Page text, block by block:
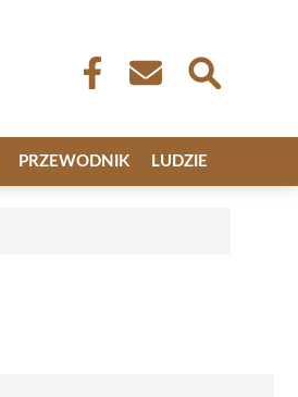
PRZEWODNIK LUDZIE